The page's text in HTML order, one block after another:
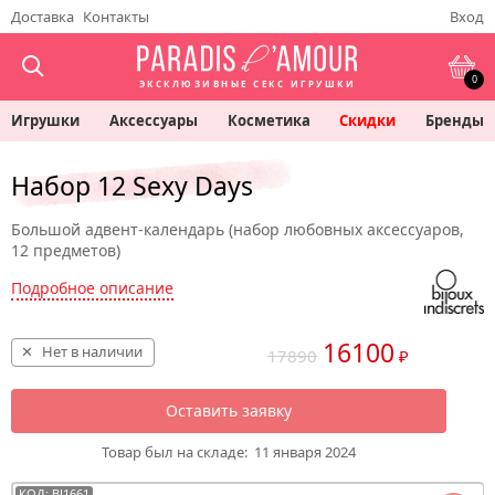
Доставка Контакты Вход
ЭКСКЛЮЗИВНЫЕ СЕКС ИГРУШКИ 0
Игрушки Аксессуары Косметика Скидки Бренды
Набор 12 Sexy Days
Большой адвент-календарь (набор любовных аксессуаров,
12 предметов)
Подробное описание
17890 16100 ₽
Нет в наличии
Оставить заявку
Товар был на складе: 11 января 2024